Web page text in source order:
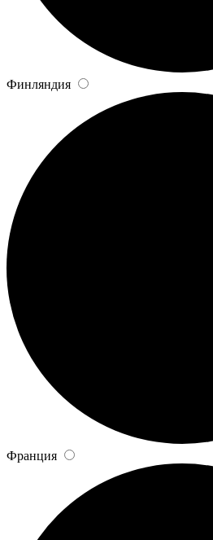
Финляндия
Франция